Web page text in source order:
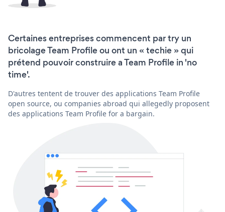
Certaines entreprises commencent par try un
bricolage Team Profile ou ont un « techie » qui
prétend pouvoir construire a Team Profile in 'no
time'.
D'autres tentent de trouver des applications Team Profile
open source, ou companies abroad qui allegedly proposent
des applications Team Profile for a bargain.